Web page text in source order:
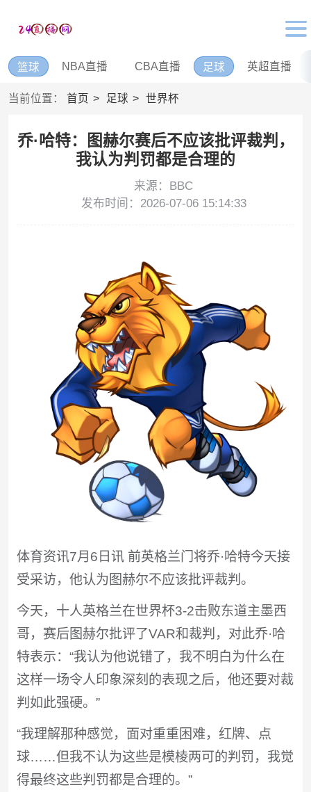
篮球 NBA直播 CBA直播 足球 英超直播
当前位置： 首页 足球 世界杯
乔·哈特：图赫尔赛后不应该批评裁判，
我认为判罚都是合理的
来源：BBC
发布时间：2026-07-06 15:14:33
体育资讯7月6日讯 前英格兰门将乔·哈特今天接
受采访，他认为图赫尔不应该批评裁判。
今天，十人英格兰在世界杯3-2击败东道主墨西
哥，赛后图赫尔批评了VAR和裁判，对此乔·哈
特表示：“我认为他说错了，我不明白为什么在
这样一场令人印象深刻的表现之后，他还要对裁
判如此强硬。”
“我理解那种感觉，面对重重困难，红牌、点
球……但我不认为这些是模棱两可的判罚，我觉
得最终这些判罚都是合理的。”